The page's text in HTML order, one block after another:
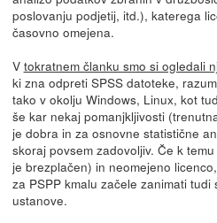
poslovanju podjetij, itd.), katerega
časovno omejena.
V tokratnem članku smo si ogledali
ki zna odpreti SPSS datoteke,
tako v okolju Windows, Linux, kot
še kar nekaj pomanjkljivosti
je dobra in za osnovne statistične
skoraj povsem zadovoljiv. Če k
je brezplačen) in neomejeno
za PSPP kmalu začele zanimati
ustanove.